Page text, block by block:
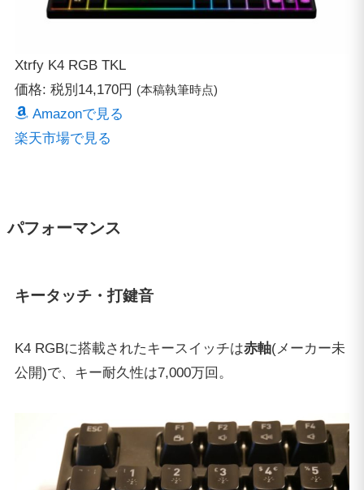
Xtrfy K4 RGB TKL
価格: 税別14,170円 (本稿執筆時点)
Amazonで見る
楽天市場で見る
パフォーマンス
キータッチ・打鍵音
K4 RGBに搭載されたキースイッチは赤軸(メーカー未
公開)で、キー耐久性は7,000万回。